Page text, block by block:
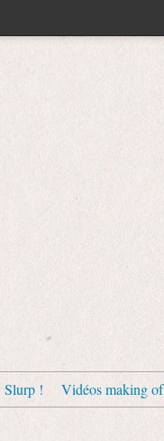
Slurp ! Vidéos making of